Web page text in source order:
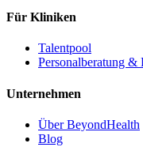
Für Kliniken
Talentpool
Personalberatung &
Unternehmen
Über BeyondHealth
Blog